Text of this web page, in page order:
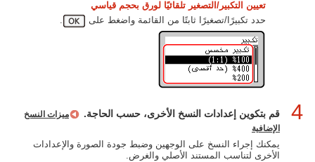
تعيين التكبير/التصغير تلقائيًا لورق بحجم قياسي
حدد تكبيرًا/تصغيرًا ثابتًا من القائمة واضغط على
.
4 قم بتكوين إعدادات النسخ الأخرى، حسب الحاجة.
ميزات النسخ
الإضافية
يمكنك إجراء النسخ على الوجهين وضبط جودة الصورة والإعدادات
الأخرى لتناسب المستند الأصلي والغرض.